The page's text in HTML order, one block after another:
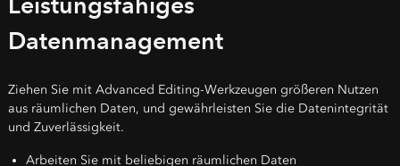
Datenmanagement
Ziehen Sie mit Advanced Editing-Werkzeugen größeren Nutzen
aus räumlichen Daten, und gewährleisten Sie die Datenintegrität
und Zuverlässigkeit.
Arbeiten Sie mit beliebigen räumlichen Daten